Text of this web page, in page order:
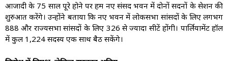
आजादी के 75 साल पूरे होने पर हम नए संसद भवन में दोनों सदनों के सेशन की
शुरुआत करेंगे। उन्होंने बताया कि नए भवन में लोकसभा सांसदों के लिए लगभग
888 और राज्यसभा सांसदों के लिए 326 से ज्यादा सीटें होंगी। पार्लियामेंट हॉल
में कुल 1,224 सदस्य एक साथ बैठ सकेंगे।